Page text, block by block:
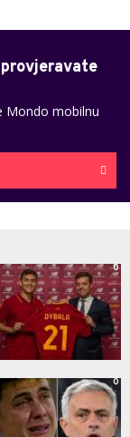
Mondo mobilnu
0
0